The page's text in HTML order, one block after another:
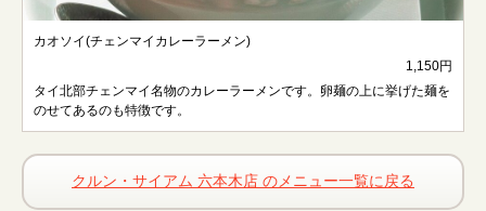
カオソイ(チェンマイカレーラーメン)
1,150円
タイ北部チェンマイ名物のカレーラーメンです。卵麺の上に挙げた麺を
のせてあるのも特徴です。
クルン・サイアム 六本木店 のメニュー一覧に戻る